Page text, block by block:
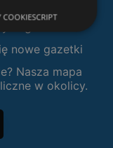
nowe gazetki
Nasza mapa
w okolicy.
COOKIESCRIPT